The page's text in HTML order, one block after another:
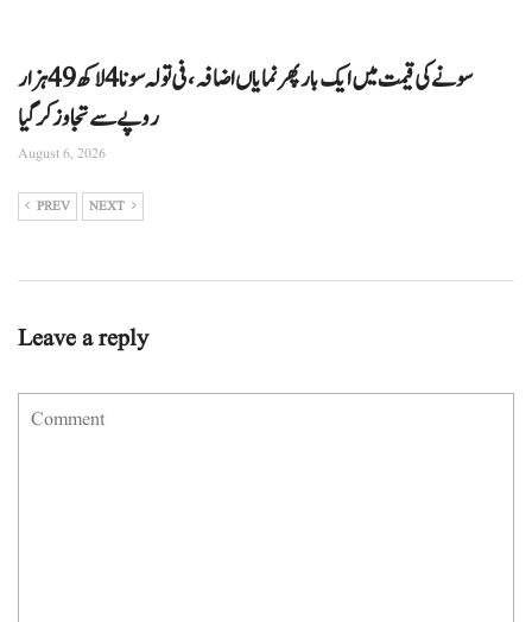
سونے کی قیمت میں ایک بار پھر نمایاں اضافہ، فی تولہ سونا 4 لاکھ 49 ہزار
روپے سے تجاوز کرگیا
August 6, 2026
PREV NEXT
Leave a reply